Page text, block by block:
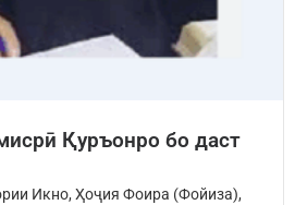
Қуръонро бо даст
Икно, Ҳоҷия Фоира (Фойиза),